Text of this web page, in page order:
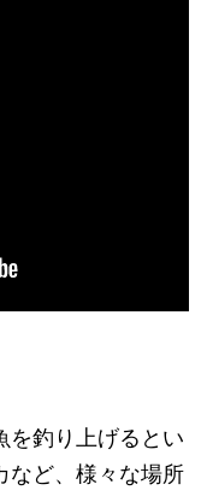
を釣り上げるとい
など、様々な場所